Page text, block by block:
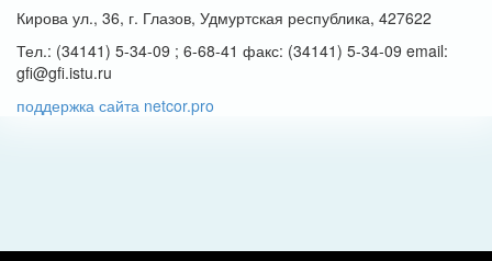
Кирова ул., 36, г. Глазов, Удмуртская республика, 427622
Тел.: (34141) 5-34-09 ; 6-68-41 факс: (34141) 5-34-09 email:
gfi@gfi.istu.ru
поддержка сайта netcor.pro